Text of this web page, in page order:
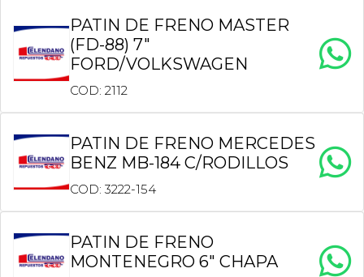
PATIN DE FRENO MASTER
(FD-88) 7″
FORD/VOLKSWAGEN
COD: 2112
PATIN DE FRENO MERCEDES
BENZ MB-184 C/RODILLOS
COD: 3222-154
PATIN DE FRENO
MONTENEGRO 6″ CHAPA